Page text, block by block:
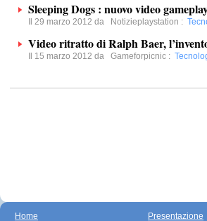
Sleeping Dogs : nuovo video
Il 29 marzo 2012 da Notizieplaystation :
Video ritratto di Ralph Baer,
Il 15 marzo 2012 da Gameforpicnic :
Home Presentazione